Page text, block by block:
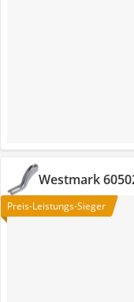
Westmark
Preis-Leistungs-Sieger